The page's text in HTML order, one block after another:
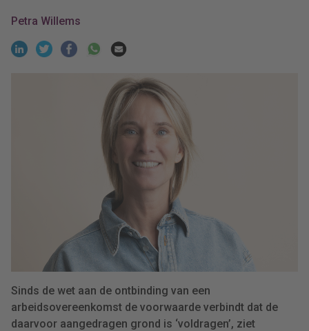
Petra Willems
Sinds de wet aan de ontbinding van een
arbeidsovereenkomst de voorwaarde verbindt dat de
daarvoor aangedragen grond is ‘voldragen’, ziet